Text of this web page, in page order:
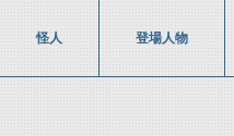
怪人 登場人物